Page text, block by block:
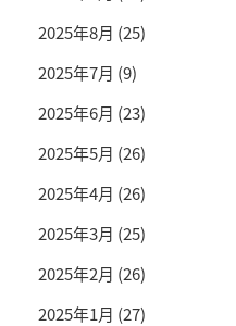
2025年8月 (25)
2025年7月 (9)
2025年6月 (23)
2025年5月 (26)
2025年4月 (26)
2025年3月 (25)
2025年2月 (26)
2025年1月 (27)